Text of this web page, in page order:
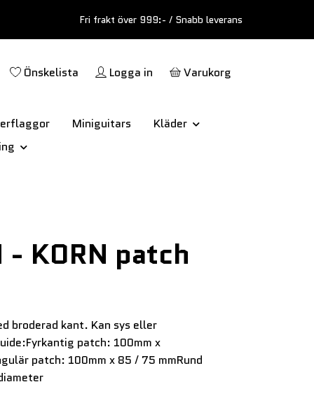
Fri frakt över 999:- / Snabb leverans
Önskelista Logga in Varukorg
Miniguitars
Kläder
- KORN patch
broderad kant. Kan sys eller
patch: 100mm x
patch: 100mm x 85 / 75 mmRund